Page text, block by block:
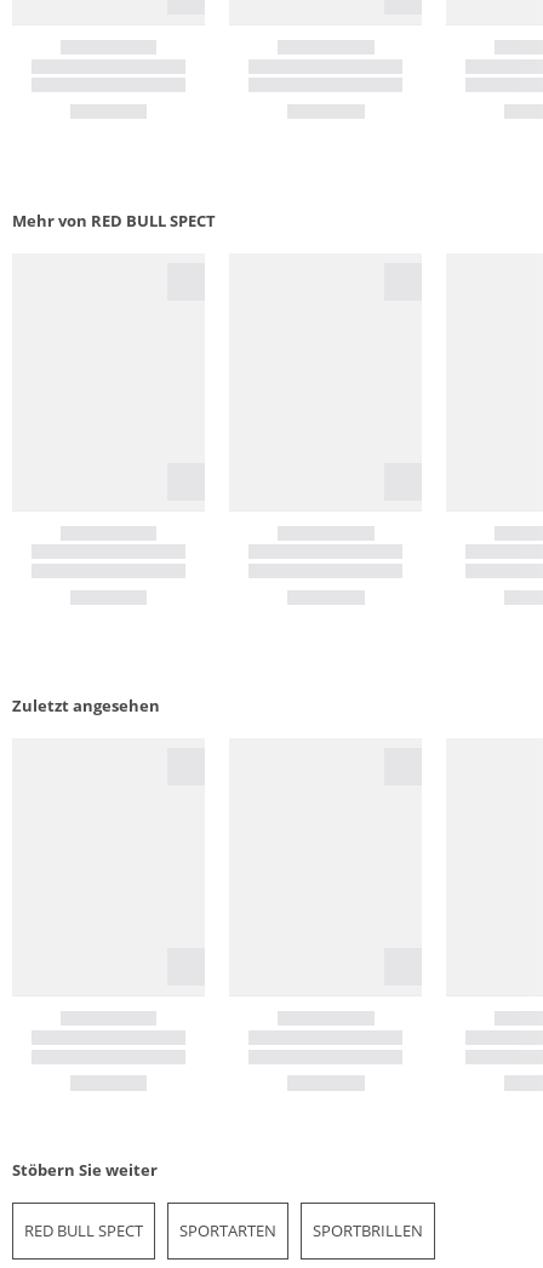
Mehr von RED BULL SPECT
Zuletzt angesehen
Stöbern Sie weiter
RED BULL SPECT SPORTARTEN SPORTBRILLEN